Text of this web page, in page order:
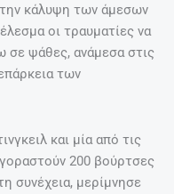
την κάλυψη των άμεσων
οι τραυματίες να
σε ψάθες, ανάμεσα στις
των
και μία από τις
200 βούρτσες
συνέχεια, μερίμνησε